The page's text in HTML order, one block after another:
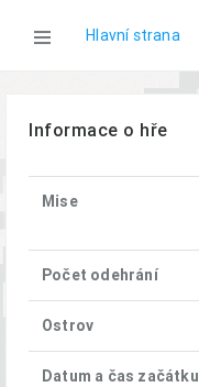
Hlavní strana
Hry
Lakeview 2:
Informace o hře
Mise
Počet odehrání
Ostrov
Datum a čas začátku